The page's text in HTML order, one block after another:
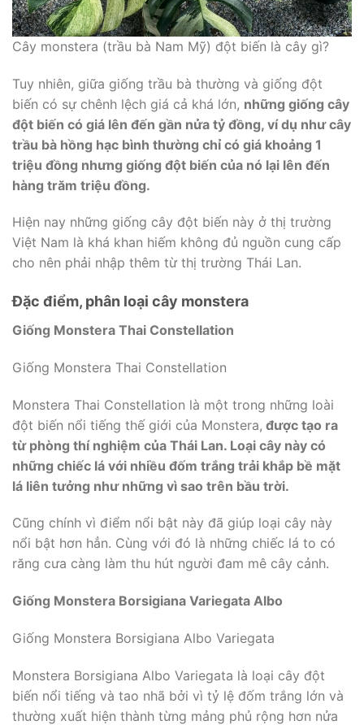
Cây monstera (trầu bà Nam Mỹ) đột biến là cây gì?
Tuy nhiên, giữa giống trầu bà thường và giống đột
biến có sự chênh lệch giá cả khá lớn, những giống cây
đột biến có giá lên đến gần nửa tỷ đồng, ví dụ như cây
trầu bà hồng hạc bình thường chỉ có giá khoảng 1
triệu đồng nhưng giống đột biến của nó lại lên đến
hàng trăm triệu đồng.
Hiện nay những giống cây đột biến này ở thị trường
Việt Nam là khá khan hiếm không đủ nguồn cung cấp
cho nên phải nhập thêm từ thị trường Thái Lan.
Đặc điểm, phân loại cây monstera
Giống Monstera Thai Constellation
Giống Monstera Thai Constellation
Monstera Thai Constellation là một trong những loài
đột biến nổi tiếng thế giới của Monstera, được tạo ra
từ phòng thí nghiệm của Thái Lan. Loại cây này có
những chiếc lá với nhiều đốm trắng trải khắp bề mặt
lá liên tưởng như những vì sao trên bầu trời.
Cũng chính vì điểm nổi bật này đã giúp loại cây này
nổi bật hơn hẳn. Cùng với đó là những chiếc lá to có
răng cưa càng làm thu hút người đam mê cây cảnh.
Giống Monstera Borsigiana Variegata Albo
Giống Monstera Borsigiana Albo Variegata
Monstera Borsigiana Albo Variegata là loại cây đột
biến nổi tiếng và tao nhã bởi vì tỷ lệ đốm trắng lớn và
thường xuất hiện thành từng mảng phủ rộng hơn nửa